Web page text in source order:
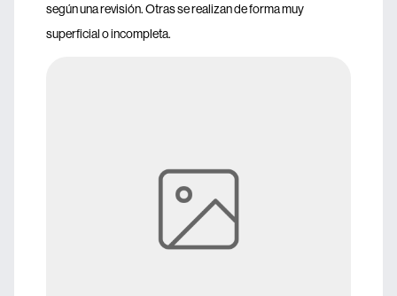
según una revisión. Otras se realizan de forma muy
superficial o incompleta.